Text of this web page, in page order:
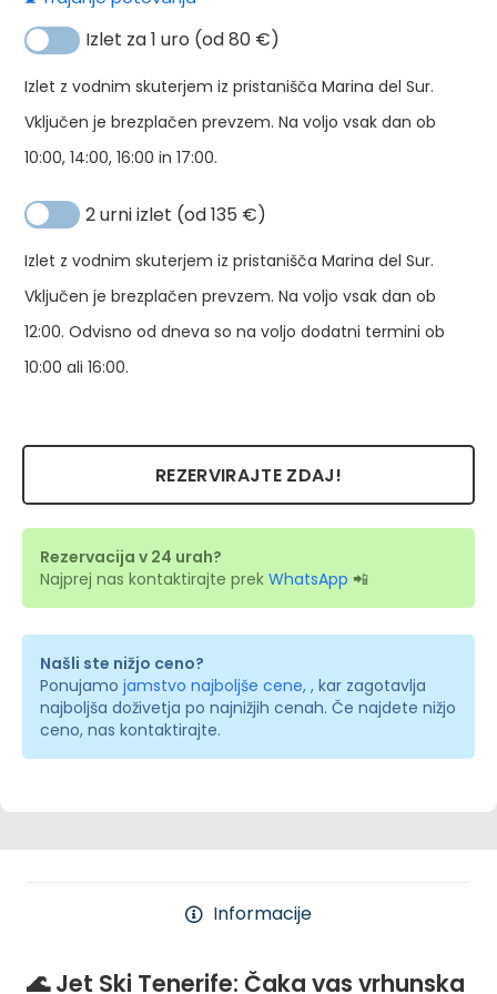
Izlet za 1 uro (od 80 €)
Izlet z vodnim skuterjem iz pristanišča Marina del Sur.
Vključen je brezplačen prevzem. Na voljo vsak dan ob
10:00, 14:00, 16:00 in 17:00.
2 urni izlet (od 135 €)
Izlet z vodnim skuterjem iz pristanišča Marina del Sur.
Vključen je brezplačen prevzem. Na voljo vsak dan ob
12:00. Odvisno od dneva so na voljo dodatni termini ob
10:00 ali 16:00.
REZERVIRAJTE ZDAJ!
Rezervacija v 24 urah?
Najprej nas kontaktirajte prek WhatsApp 📲
Našli ste nižjo ceno?
Ponujamo jamstvo najboljše cene, , kar zagotavlja
najboljša doživetja po najnižjih cenah. Če najdete nižjo
ceno, nas kontaktirajte.
Informacije
🌊 Jet Ski Tenerife: Čaka vas vrhunska